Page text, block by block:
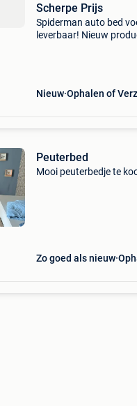
Scherpe Prijs
Spiderman auto bed
leverbaar! Nieuw
Nieuw Ophalen of
Peuterbed
Mooi peuterbedje te
Zo goed als nieuw